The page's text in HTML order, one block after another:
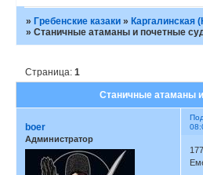
»Гребенские казаки »Каргалинская
»Станичные атаманы и почетные
Станичные атаманы
Страница:1
boer
Администратор